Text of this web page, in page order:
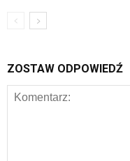
ZOSTAW ODPOWIEDŹ